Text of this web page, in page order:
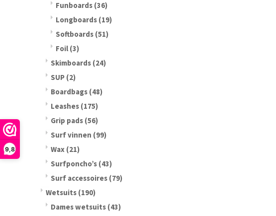
9,8
Funboards (36)
Longboards (19)
Softboards (51)
Foil (3)
Skimboards (24)
SUP (2)
Boardbags (48)
Leashes (175)
Grip pads (56)
Surf vinnen (99)
Wax (21)
Surfponcho’s (43)
Surf accessoires (79)
Wetsuits (190)
Dames wetsuits (43)